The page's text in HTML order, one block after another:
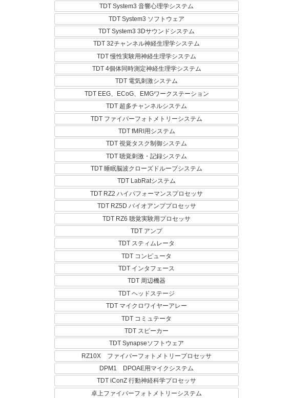
TDT System3 音響心理学システム
TDT System3 ソフトウェア
TDT System3 3Dサウンドシステム
TDT 32チャンネル神経生理学システム
TDT 慢性実験用神経生理学システム
TDT 4個体同時測定神経生理学システム
TDT 電気刺激システム
TDT EEG、ECoG、EMGワークステーション
TDT 超多チャンネルシステム
TDT ファイバーフォトメトリーシステム
TDT fMRI用システム
TDT 視覚タスク制御システム
TDT 聴覚刺激・記録システム
TDT 睡眠脳波クローズドループシステム
TDT LabRatシステム
TDT RZ2 ハイパフォーマンスプロセッサ
TDT RZ5D バイオアンププロセッサ
TDT RZ6 聴覚実験用プロセッサ
TDT アンプ
TDT スティムレータ
TDT コンピュータ
TDT インタフェース
TDT 周辺機器
TDT ヘッドステージ
TDT マイクロワイヤーアレー
TDT コミュテータ
TDT スピーカー
TDT Synapseソフトウェア
RZ10X ファイバーフォトメトリープロセッサ
DPM1 DPOAE用マイクシステム
TDT iConZ 行動神経科学プロセッサ
卓上ファイバーフォトメトリーシステム